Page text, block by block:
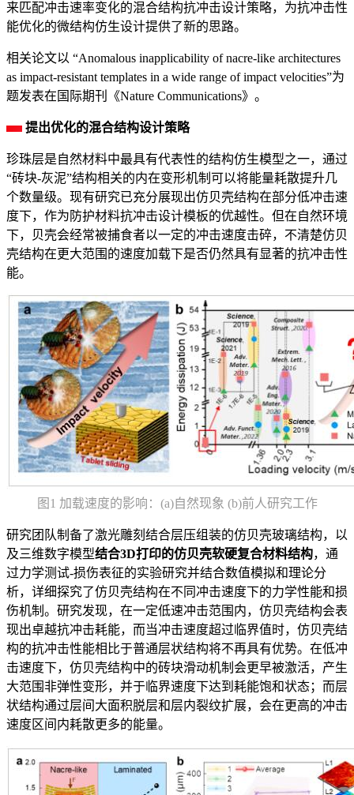
来匹配冲击速率变化的混合结构抗冲击设计策略，为抗冲击性
能优化的微结构仿生设计提供了新的思路。
相关论文以 “Anomalous inapplicability of nacre-like architectures
as impact-resistant templates in a wide range of impact velocities”为
题发表在国际期刊《Nature Communications》。
提出优化的混合结构设计策略
珍珠层是自然材料中最具有代表性的结构仿生模型之一，通过
“砖块-灰泥”结构相关的内在变形机制可以将能量耗散提升几
个数量级。现有研究已充分展现出仿贝壳结构在部分低冲击速
度下，作为防护材料抗冲击设计模板的优越性。但在自然环境
下，贝壳会经常被捕食者以一定的冲击速度击碎，不清楚仿贝
壳结构在更大范围的速度加载下是否仍然具有显著的抗冲击性
能。
图1 加载速度的影响：(a)自然现象 (b)前人研究工作
研究团队制备了激光雕刻结合层压组装的仿贝壳玻璃结构，以
及三维数字模型结合3D打印的仿贝壳软硬复合材料结构，通
过力学测试-损伤表征的实验研究并结合数值模拟和理论分
析，详细探究了仿贝壳结构在不同冲击速度下的力学性能和损
伤机制。研究发现，在一定低速冲击范围内，仿贝壳结构会表
现出卓越抗冲击耗能，而当冲击速度超过临界值时，仿贝壳结
构的抗冲击性能相比于普通层状结构将不再具有优势。在低冲
击速度下，仿贝壳结构中的砖块滑动机制会更早被激活，产生
大范围非弹性变形，并于临界速度下达到耗能饱和状态；而层
状结构通过层间大面积脱层和层内裂纹扩展，会在更高的冲击
速度区间内耗散更多的能量。